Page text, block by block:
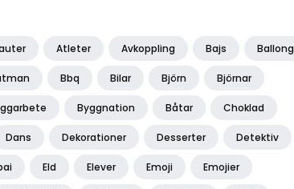
Atleter Avkoppling Bajs Ballong
Bbq Bilar Björn Björnar
Byggnation Båtar Choklad
Dans Dekorationer Desserter Detektiv
Eld Elever Emoji Emojier